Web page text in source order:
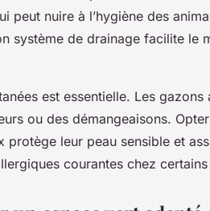
peut nuire à l’hygiène des
système de drainage facilite le
est essentielle. Les gazons
ou des démangeaisons.
protège leur peau sensible et
courantes chez